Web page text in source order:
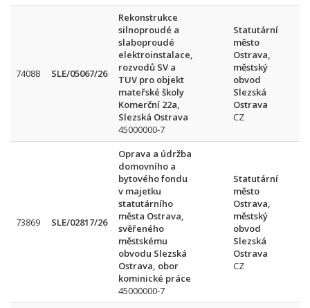
74088 SLE/05067/26
Rekonstrukce
silnoproudé a
slaboproudé
elektroinstalace,
rozvodů SV a
TUV pro objekt
mateřské školy
Komerční 22a,
Slezská Ostrava
45000000-7
Statutární
město
Ostrava,
městský
obvod
Slezská
Ostrava
CZ
73869 SLE/02817/26
Oprava a údržba
domovního a
bytového fondu
v majetku
statutárního
města Ostrava,
svěřeného
městskému
obvodu Slezská
Ostrava, obor
kominické práce
45000000-7
Statutární
město
Ostrava,
městský
obvod
Slezská
Ostrava
CZ